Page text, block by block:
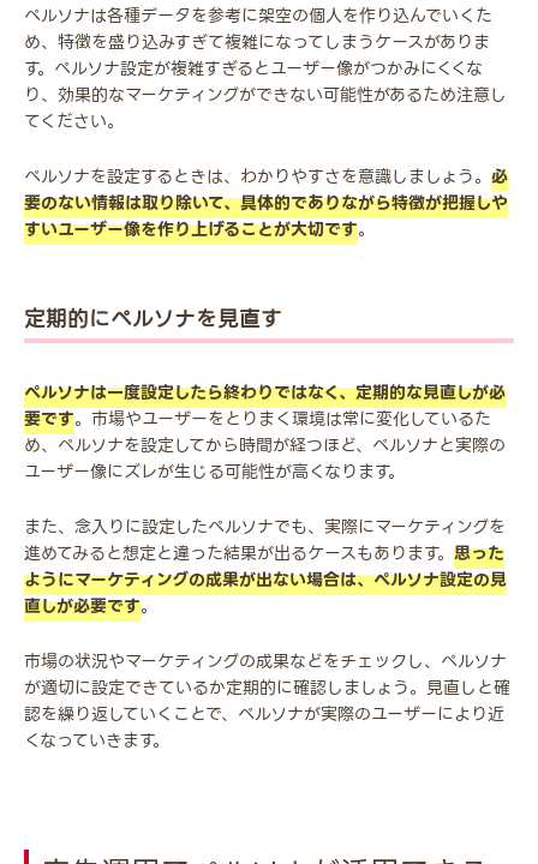
ペルソナは各種データを参考に架空の個人を作り込んでいくた
め、特徴を盛り込みすぎて複雑になってしまうケースがありま
す。ペルソナ設定が複雑すぎるとユーザー像がつかみにくくな
り、効果的なマーケティングができない可能性があるため注意し
てください。
ペルソナを設定するときは、わかりやすさを意識しましょう。 必
要のない情報は取り除いて、具体的でありながら特徴が把握しや
すいユーザー像を作り上げることが大切です。
定期的にペルソナを見直す
ペルソナは一度設定したら終わりではなく、定期的な見直しが必
要です。市場やユーザーをとりまく環境は常に変化しているた
め、ペルソナを設定してから時間が経つほど、ペルソナと実際の
ユーザー像にズレが生じる可能性が高くなります。
また、念入りに設定したペルソナでも、実際にマーケティングを
進めてみると想定と違った結果が出るケースもあります。 思った
ようにマーケティングの成果が出ない場合は、ペルソナ設定の見
直しが必要です。
市場の状況やマーケティングの成果などをチェックし、ペルソナ
が適切に設定できているか定期的に確認しましょう。見直しと確
認を繰り返していくことで、ペルソナが実際のユーザーにより近
くなっていきます。